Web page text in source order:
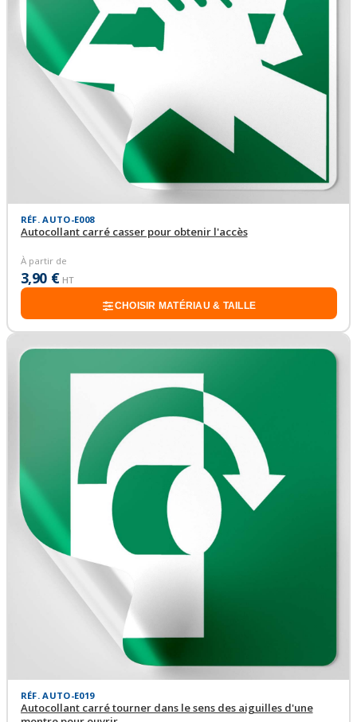
RÉF. AUTO-E008
Autocollant carré casser pour obtenir l'accès
À partir de
3,90 € HT
CHOISIR MATÉRIAU & TAILLE
RÉF. AUTO-E019
Autocollant carré tourner dans le sens des aiguilles d'une